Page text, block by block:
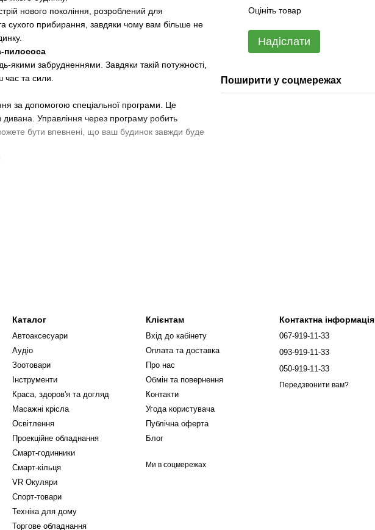
нового покоління, розроблений для
сухого прибирання, завдяки чому вам більше не
пилососа
якими забрудненнями. Завдяки такій потужності,
час та сили.
за допомогою спеціальної програми. Це
Управління через програму робить
бути впевнені, що ваш будинок завжди буде
великому обсязі батареї робот-пилосос
Час заряджання складає близько 4.5 годин,
пилосос INSPIRE B8S-max має вагу 1105 грам.
покращення якості життя
проводити прибирання вручну, але
на прибирання.
ідеально чистим та доглянутим. І все
Оцініть товар
Надіслати
Поширити у соцмережах
Каталог
Автоаксесуари
Аудіо
Зоотовари
Інструменти
Краса, здоров'я та догляд
Масажні крісла
Освітлення
Проекційне обладнання
Смарт-годинники
Смарт-кільця
VR Окуляри
Спорт-товари
Техніка для дому
Торгове обладнання
Клієнтам
Вхід до кабінету
Оплата та доставка
Про нас
Обмін та повернення
Контакти
Угода користувача
Публічна оферта
Блог
Ми в соцмережах
Контактна інформація
067-919-11-33
093-919-11-33
050-919-11-33
Передзвонити вам?